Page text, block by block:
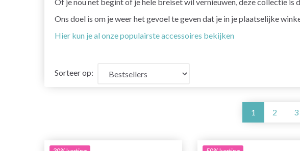
Ons doel is om je weer het gevoel te geven dat je in je plaatselijke
Hier kun je al onze populairste accessoires bekijken
Sorteer op:
1 2 3